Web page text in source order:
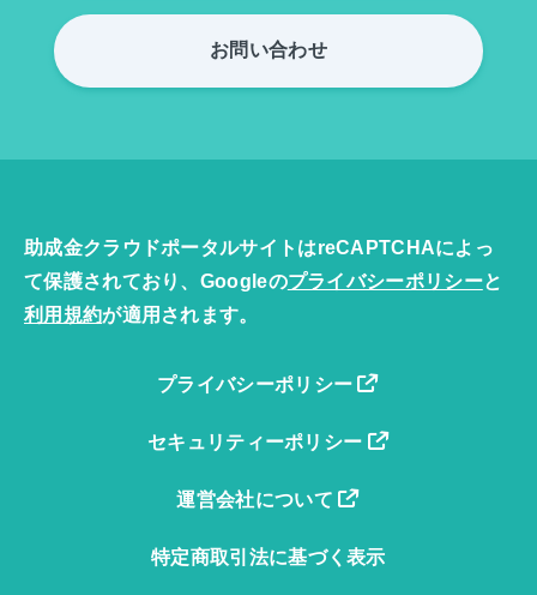
お問い合わせ
助成金クラウドポータルサイトはreCAPTCHAによっ
て保護されており、Googleのプライバシーポリシーと
利用規約が適用されます。
プライバシーポリシー
セキュリティーポリシー
運営会社について
特定商取引法に基づく表示